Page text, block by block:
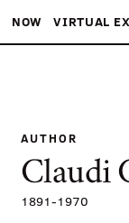
NOW VIRTUAL
AUTHOR
Claudi
1891-1970